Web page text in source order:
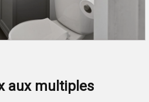
aux multiples